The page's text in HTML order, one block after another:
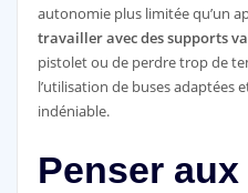
autonomie plus limitée qu’un
travailler avec des supports
pistolet ou de perdre trop de
l’utilisation de buses adaptées
indéniable.
Penser